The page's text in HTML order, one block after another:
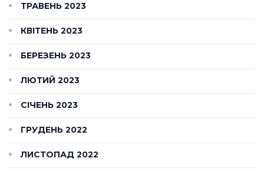
ТРАВЕНЬ 2023
КВІТЕНЬ 2023
БЕРЕЗЕНЬ 2023
ЛЮТИЙ 2023
СІЧЕНЬ 2023
ГРУДЕНЬ 2022
ЛИСТОПАД 2022